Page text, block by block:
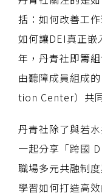
括：如何改善工
如何讓DEI真正嵌
年，丹青社即籌
由聽障成員組成
tion Center）共
丹青社除了與若
一起分享「跨國
職場多元共融制
學習如何打造高